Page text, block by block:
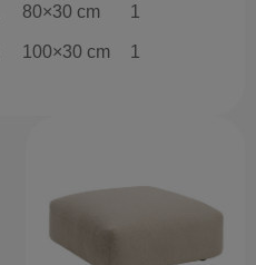
80×30 cm 1
100×30 cm 1